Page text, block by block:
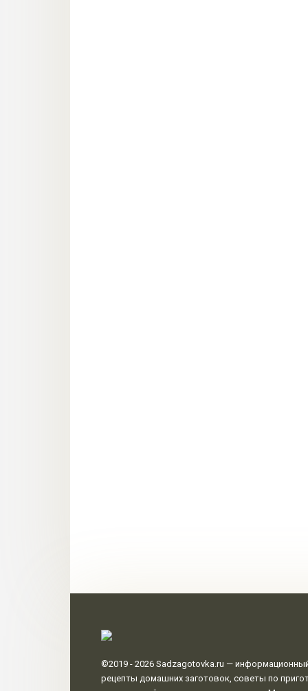
©2019 - 2026 Sadzagotovka.ru —
рецепты домашних заготовок, советы по